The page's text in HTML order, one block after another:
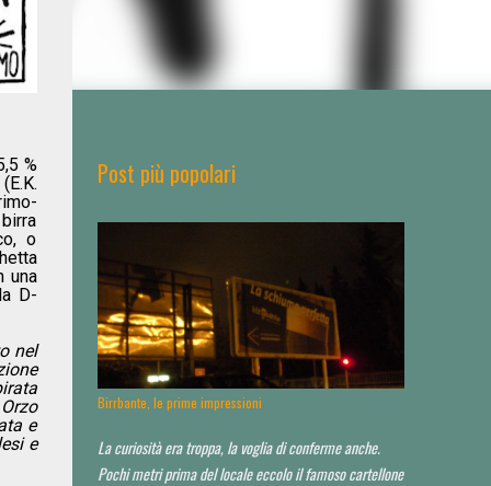
%
o
una
D-
nel
e
e
Post più popolari
Birrbante, le prime impressioni
La curiosità era troppa, la voglia di conferme anche.
Pochi metri prima del locale eccolo il famoso cartellone